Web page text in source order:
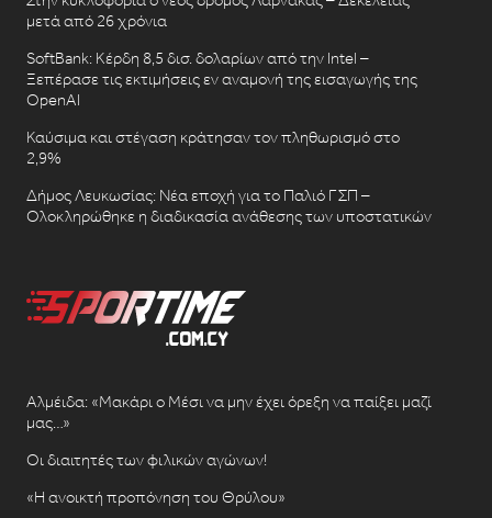
μετά από 26 χρόνια
SoftBank: Κέρδη 8,5 δισ. δολαρίων από την Intel –
Ξεπέρασε τις εκτιμήσεις εν αναμονή της εισαγωγής της
OpenAI
Καύσιμα και στέγαση κράτησαν τον πληθωρισμό στο
2,9%
Δήμος Λευκωσίας: Νέα εποχή για το Παλιό ΓΣΠ –
Ολοκληρώθηκε η διαδικασία ανάθεσης των υποστατικών
Αλμέιδα: «Μακάρι ο Μέσι να μην έχει όρεξη να παίξει μαζί
μας…»
Οι διαιτητές των φιλικών αγώνων!
«Η ανοικτή προπόνηση του Θρύλου»